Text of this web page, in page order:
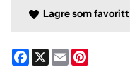
Lagre som favoritt
Facebook
X Email